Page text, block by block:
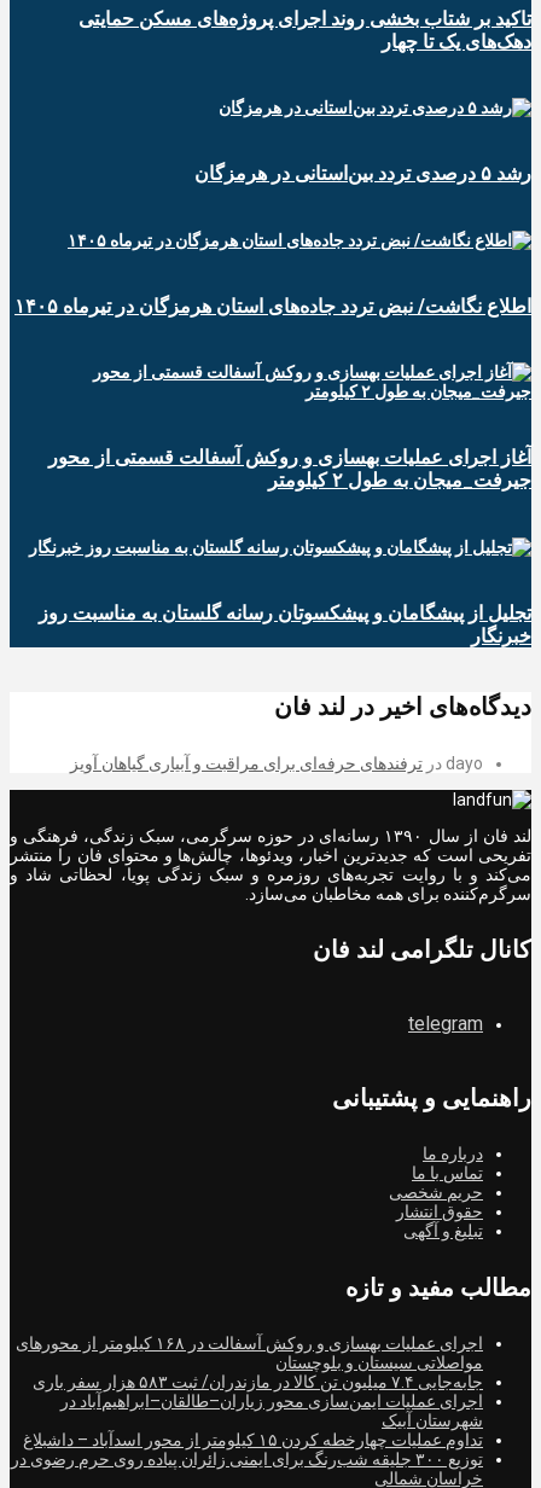
تاکید بر شتاب ‌بخشی روند اجرای پروژه‌های مسکن حمایتی
دهک‌های یک تا چهار
رشد ۵ درصدی تردد بین‌استانی در هرمزگان
اطلاع نگاشت/ نبض تردد جاده‌های استان هرمزگان در تیرماه ۱۴۰۵
آغاز اجرای عملیات بهسازی و روکش آسفالت قسمتی از محور
جیرفت_میجان به طول ۲ کیلومتر
تجلیل از پیشگامان و پیشکسوتان رسانه گلستان به مناسبت روز
خبرنگار
دیدگاه‌های اخیر در لند فان
dayo در ترفندهای حرفه‌ای برای مراقبت و آبیاری گیاهان آویز
لند فان از سال ۱۳۹۰ رسانه‌ای در حوزه سرگرمی، سبک زندگی، فرهنگی و
تفریحی است که جدیدترین اخبار، ویدئوها، چالش‌ها و محتوای فان را منتشر
می‌کند و با روایت تجربه‌های روزمره و سبک زندگی پویا، لحظاتی شاد و
سرگرم‌کننده برای همه مخاطبان می‌سازد.
کانال تلگرامی لند فان
telegram
راهنمایی و پشتیبانی
درباره ما
تماس با ما
حریم شخصی
حقوق انتشار
تبلیغ و آگهی
مطالب مفید و تازه
اجرای عملیات بهسازی و روکش آسفالت در ۱۶۸ کیلومتر از محورهای
مواصلاتی سیستان و بلوچستان
جابه‌جایی ۷.۴ میلیون تن کالا در مازندران/ ثبت ۵۸۳ هزار سفر باری
اجرای عملیات ایمن‌سازی محور زیاران–طالقان–ابراهیم‌آباد در
شهرستان آبیک
تداوم عملیات چهارخطه کردن ۱۵ کیلومتر از محور اسدآباد – داشبلاغ
توزیع ۳۰۰ جلیقه شب‌رنگ برای ایمنی زائران پیاده روی حرم رضوی در
خراسان شمالی